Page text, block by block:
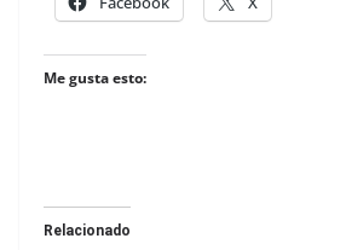
Me gusta esto:
Relacionado